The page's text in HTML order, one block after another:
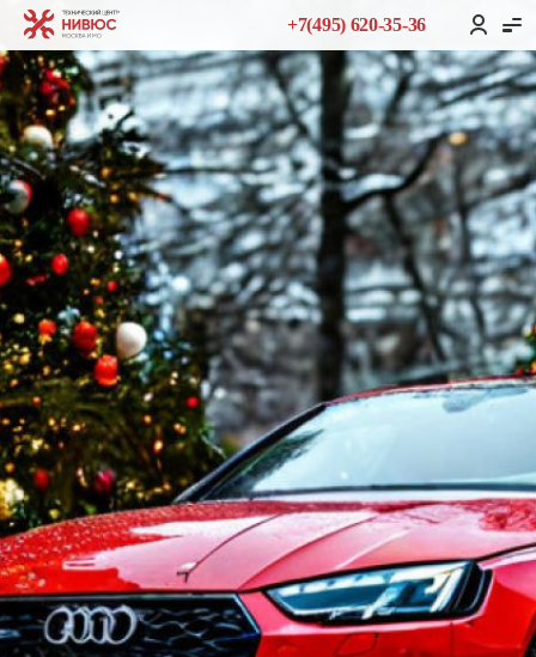
+7(495) 620-35-36